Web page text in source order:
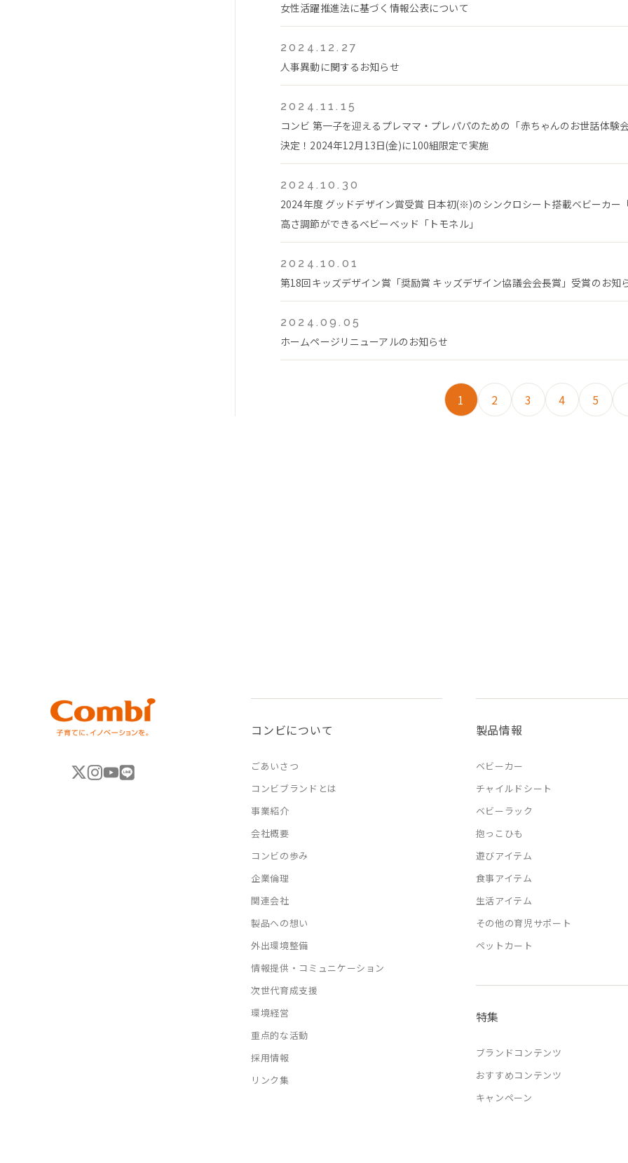
女性活躍推進法に基づく情報公表について
2024.12.27
人事異動に関するお知らせ
2024.11.15
コンビ 第一子を迎えるプレママ・プレパパのための「赤ちゃんのお世話体験
決定！2024年12月13日(金)に100組限定で実施
2024.10.30
2024年度 グッドデザイン賞受賞 日本初(※)のシンクロシート搭載ベビーカー
高さ調節ができるベビーベッド「トモネル」
2024.10.01
第18回キッズデザイン賞「奨励賞 キッズデザイン協議会会長賞」受賞のお知
2024.09.05
ホームページリニューアルのお知らせ
1 2 3 4 5
コンビについて
ごあいさつ
コンビブランドとは
事業紹介
会社概要
コンビの歩み
企業倫理
関連会社
製品への想い
外出環境整備
情報提供・コミュニケーション
次世代育成支援
環境経営
重点的な活動
採用情報
リンク集
製品情報
ベビーカー
チャイルドシート
ベビーラック
抱っこひも
遊びアイテム
食事アイテム
生活アイテム
その他の育児サポート
ペットカート
特集
ブランドコンテンツ
おすすめコンテンツ
キャンペーン